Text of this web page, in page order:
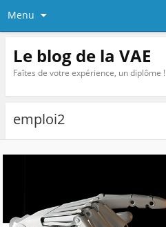
Menu
Le blog de la VAE
Faîtes de votre expérience, un diplôme !
emploi2